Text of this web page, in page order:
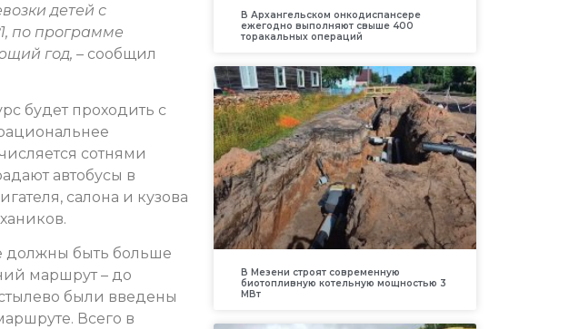
детей с
по программе
год, – сообщил
будет проходить с
сотнями
автобусы в
салона и кузова
должны быть больше
маршрут – до
были введены
Всего в
В Архангельском онкодиспансере
ежегодно выполняют свыше 400
торакальных операций
В Мезени строят современную
биотопливную котельную мощностью 3
МВт